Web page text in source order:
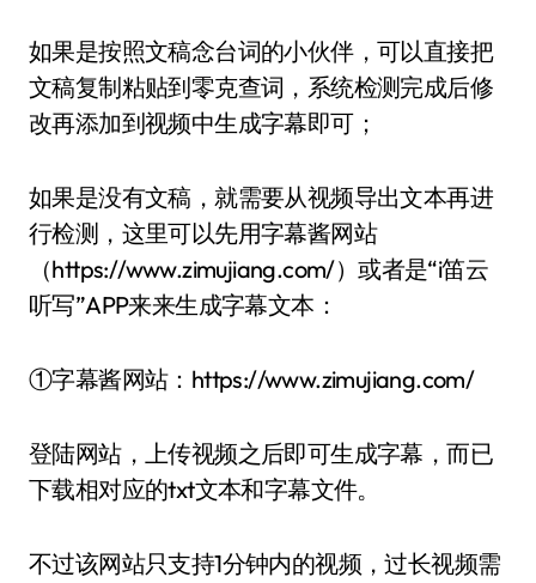
如果是按照文稿念台词的小伙伴，可以直接把
文稿复制粘贴到零克查词，系统检测完成后修
改再添加到视频中生成字幕即可；
如果是没有文稿，就需要从视频导出文本再进
行检测，这里可以先用字幕酱网站
（https://www.zimujiang.com/）或者是“i笛云
听写”APP来来生成字幕文本：
①字幕酱网站：https://www.zimujiang.com/
登陆网站，上传视频之后即可生成字幕，而已
下载相对应的txt文本和字幕文件。
不过该网站只支持1分钟内的视频，过长视频需